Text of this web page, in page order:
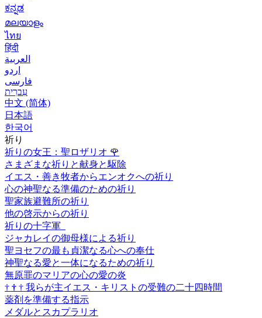
ಕನ್ನಡ
മലയാളം
ไทย
हिंदी
العربية
اردو
فارسی
עִברִית
中文 (简体)
日本語
한국어
祈り
祈りの女王：聖ロザリオ 🌹
さまざまな祈りと献身と駆除
イエス・善き牧者からエンオクへの祈り
心の神聖なる準備のための祈り
聖家族避難所の祈り
他の啓示からの祈り
祈りの十字軍
ジャカレイの御母様による祈り
聖ヨセフの最も貞潔なる心への奉仕
神聖なる愛と一体になるための祈り
無原罪のマリアの心の愛の炎
† † † 我らが主イエス・キリストの受難の二十四時間
薬剤を準備する指示
メダルとスカプラリオ